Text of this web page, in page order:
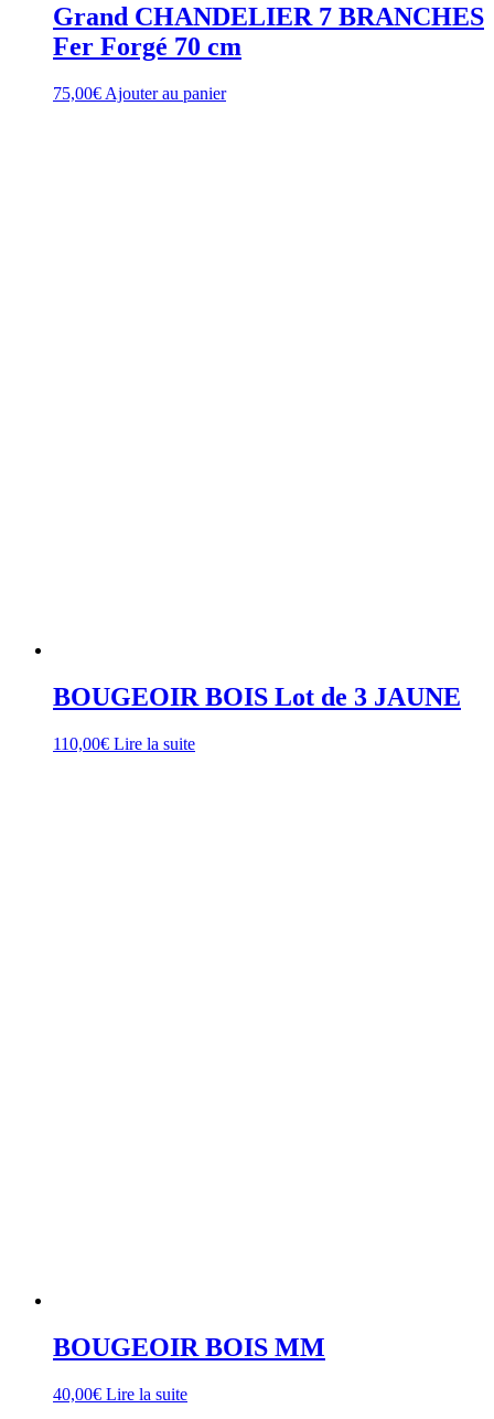
Grand CHANDELIER 7 BRANCHES
Fer Forgé 70 cm
75,00€ Ajouter au panier
BOUGEOIR BOIS Lot de 3 JAUNE
110,00€ Lire la suite
BOUGEOIR BOIS MM
40,00€ Lire la suite